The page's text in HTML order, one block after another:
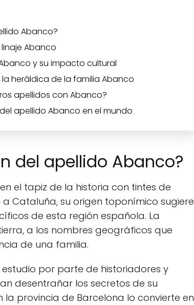
Abanco?
Abanco
y su impacto cultural
heráldica de la familia Abanco
apellidos con Abanco?
apellido Abanco en el mundo
del apellido Abanco?
el tapiz de la historia con tintes de
Cataluña, su origen toponímico sugiere
de esta región española. La
a los nombres geográficos que
de una familia.
por parte de historiadores y
desentrañar los secretos de su
la provincia de Barcelona lo convierte en